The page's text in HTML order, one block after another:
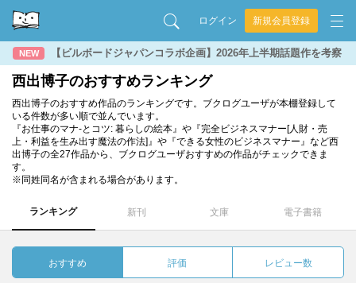
ログイン 新規会員登録
NEW 【ビルボードジャパンコラボ企画】2026年上半期話題作を考察
西出博子のおすすめランキング
西出博子のおすすめ作品のランキングです。ブクログユーザが本棚登録して
いる件数が多い順で並んでいます。
『お仕事のマナ-とコツ: 暮らしの絵本』や『完全ビジネスマナー[人財・売
上・利益を生み出す魔法の作法]』や『できる女性のビジネスマナー』など西
出博子の全27作品から、ブクログユーザおすすめの作品がチェックできま
す。
※同姓同名が含まれる場合があります。
ランキング 新刊 文庫 電子書籍
おすすめ 評価 レビュー数